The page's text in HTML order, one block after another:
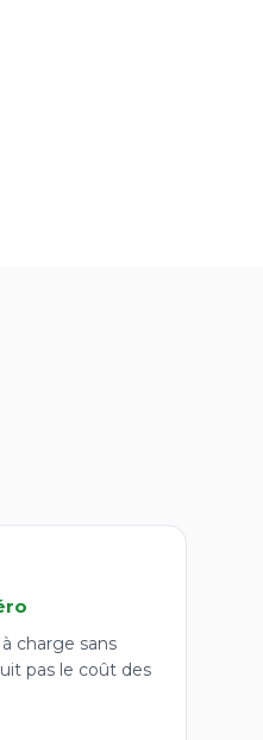
charge sans
pas le coût des